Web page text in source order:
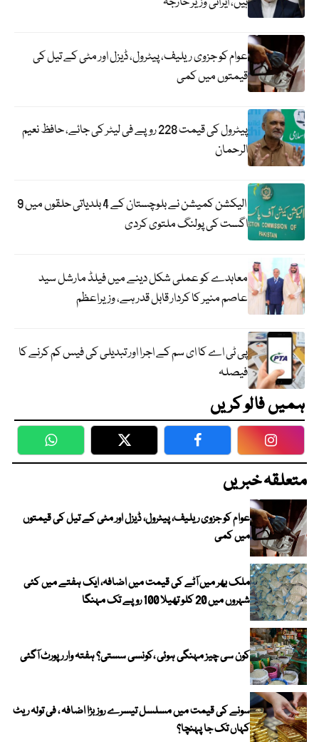
عوام کو جزوی ریلیف، پیٹرول، ڈیزل اور مٹی کے تیل کی
قیمتوں میں کمی
پیٹرول کی قیمت 228 روپے فی لیٹر کی جائے، حافظ نعیم
الرحمان
الیکشن کمیشن نے بلوچستان کے 4 بلدیاتی حلقوں میں 9
اگست کی پولنگ ملتوی کردی
معاہدے کو عملی شکل دینے میں فیلڈ مارشل سید
عاصم منیر کا کردار قابل قدر ہے، وزیراعظم
پی ٹی اے کا ای سم کے اجرا اور تبدیلی کی فیس کم کرنے کا
فیصلہ
ہمیں فالو کریں
WhatsApp Twitter Facebook
متعلقہ خبریں
عوام کو جزوی ریلیف، پیٹرول، ڈیزل اور مٹی کے تیل کی قیمتوں
میں کمی
ملک بھر میں آٹے کی قیمت میں اضافہ، ایک ہفتے میں کئی
شہروں میں 20 کلو تھیلا 100 روپے تک مہنگا
کون سی چیز مہنگی ہوئی ،کونسی سستی؟ ہفتہ وار رپورٹ آگئی
سونے کی قیمت میں مسلسل تیسرے روز بڑا اضافہ ، فی تولہ ریٹ
کہاں تک جا پہنچا؟